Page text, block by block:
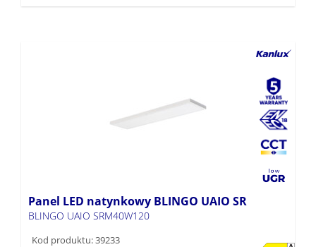
Panel LED natynkowy BLINGO UAIO SR
BLINGO UAIO SRM40W120
Kod produktu: 39233